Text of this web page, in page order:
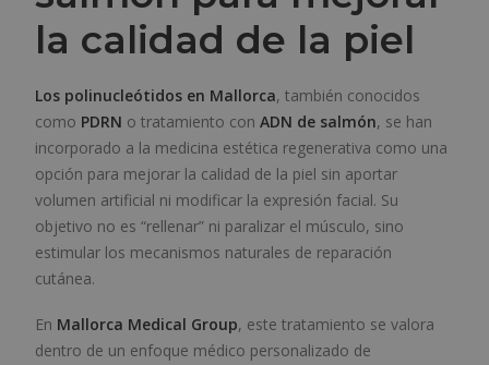
la calidad de la piel
Los polinucleótidos en Mallorca, también conocidos
como PDRN o tratamiento con ADN de salmón, se han
incorporado a la medicina estética regenerativa como una
opción para mejorar la calidad de la piel sin aportar
volumen artificial ni modificar la expresión facial. Su
objetivo no es “rellenar” ni paralizar el músculo, sino
estimular los mecanismos naturales de reparación
cutánea.
En Mallorca Medical Group, este tratamiento se valora
dentro de un enfoque médico personalizado de